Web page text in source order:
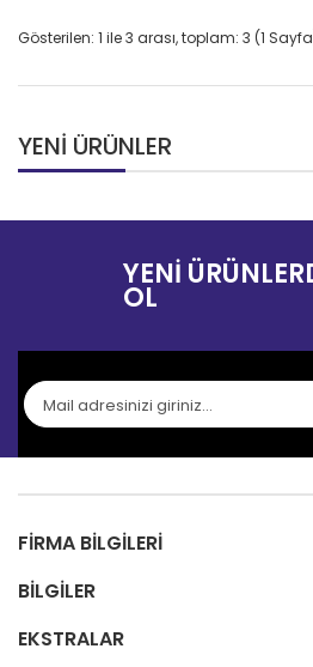
Gösterilen: 1 ile 3 arası, toplam: 3 (1
YENI ÜRÜNLER
YENI
OL
FIRMA BILGILERI
BILGILER
EKSTRALAR